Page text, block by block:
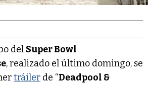
del Super Bowl
, realizado el último domingo, se
tráiler de “Deadpool &